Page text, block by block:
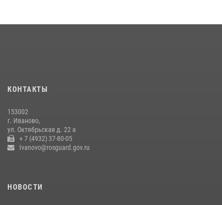
упаковок масла
Сотрудники вневедомственной охраны Росгвардии провели
16 июля 2026, 08:32
КОНТАКТЫ
153002
г. Иваново,
ул. Октябрьская д. 22 а
+ 7 (4932) 37-80-05
Ivanovo@rosguard.gov.ru
НОВОСТИ